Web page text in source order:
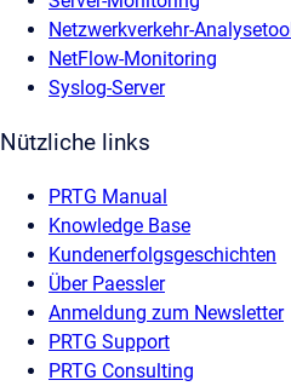
Netzwerkverkehr-Analysetool
NetFlow-Monitoring
Syslog-Server
Nützliche links
PRTG Manual
Knowledge Base
Kundenerfolgsgeschichten
Über Paessler
Anmeldung zum Newsletter
PRTG Support
PRTG Consulting